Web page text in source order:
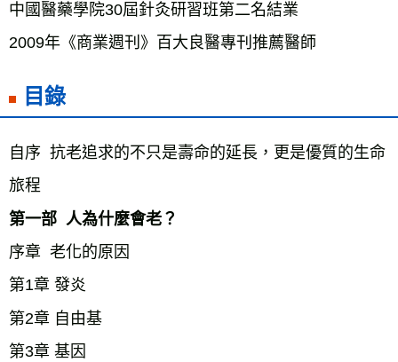
中國醫藥學院30屆針灸研習班第二名結業
目錄
自序  抗老追求的不只是壽命的延長，更是優質的生命
旅程
第一部  人為什麼會老？
序章  老化的原因
第1章 發炎
第2章 自由基
第3章 基因